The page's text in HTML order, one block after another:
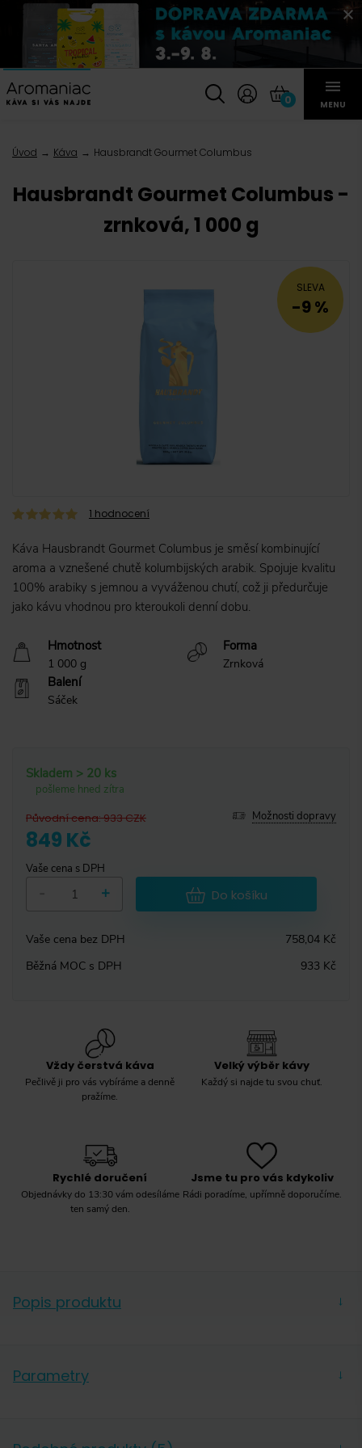
0 MENU
Úvod Káva Hausbrandt Gourmet Columbus
Hausbrandt Gourmet Columbus -
zrnková, 1 000 g
SLEVA
-9 %
1 hodnocení
Káva Hausbrandt Gourmet Columbus je směsí kombinující
aroma a vznešené chutě kolumbijských arabik. Spojuje kvalitu
100% arabiky s jemnou a vyváženou chutí, což ji předurčuje
jako kávu vhodnou pro kteroukoli denní dobu.
Hmotnost
1 000 g
Forma
Zrnková
Balení
Sáček
Skladem > 20 ks
pošleme hned zítra
Původní cena:933CZK
849 Kč
Vaše cena s DPH
Možnosti dopravy
+ Do košíku
Vaše cena bez DPH
758,04 Kč
Běžná MOC s DPH
933 Kč
Vždy čerstvá káva
Pečlivě ji pro vás vybíráme a denně
pražíme.
Velký výběr kávy
Každý si najde tu svou chuť.
Rychlé doručení
Objednávky do 13:30 vám odesíláme
ten samý den.
Jsme tu pro vás kdykoliv
Rádi poradíme, upřímně doporučíme.
Popis produktu →
Parametry →
Forma
Zrnková